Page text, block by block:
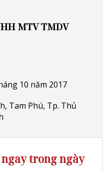
MTV TMDV
10 năm 2017
Tam Phú, Tp. Thủ
trong ngày